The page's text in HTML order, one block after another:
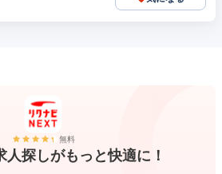
無料
人探しがもっと快適に！